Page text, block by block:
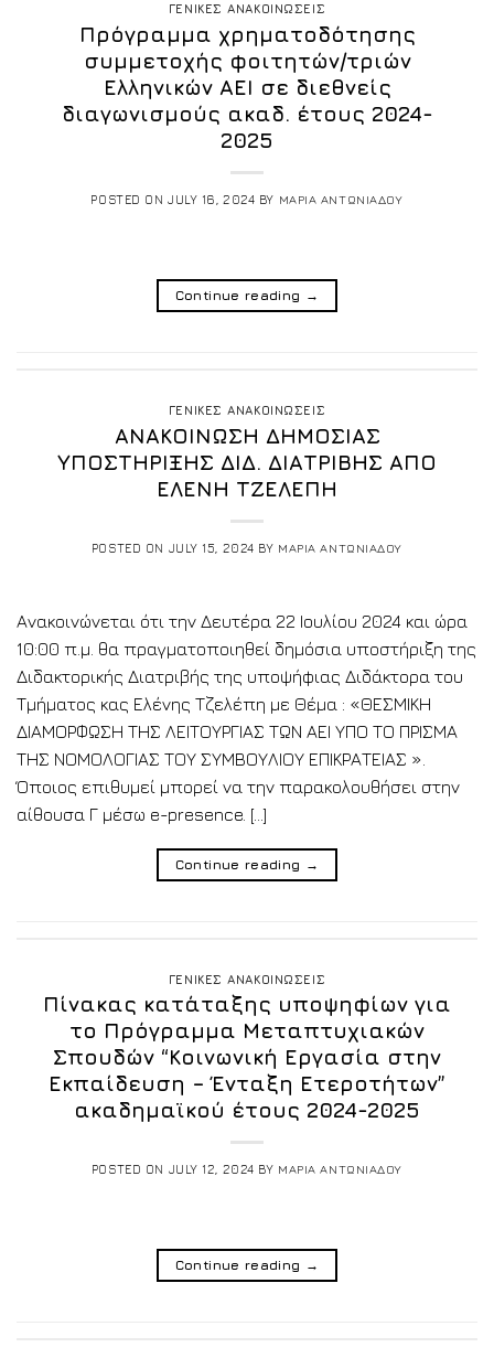
ΓΕΝΙΚΕΣ ΑΝΑΚΟΙΝΩΣΕΙΣ
Πρόγραμμα χρηματοδότησης
συμμετοχής φοιτητών/τριών
Ελληνικών ΑΕΙ σε διεθνείς
διαγωνισμούς ακαδ. έτους 2024-
2025
POSTED ONJULY 16, 2024 BY ΜΑΡΙΑ ΑΝΤΩΝΙΑΔΟΥ
Continue reading →
ΓΕΝΙΚΕΣ ΑΝΑΚΟΙΝΩΣΕΙΣ
ΑΝΑΚΟΙΝΩΣΗ ΔΗΜΟΣΙΑΣ
ΥΠΟΣΤΗΡΙΞΗΣ ΔΙΔ. ΔΙΑΤΡΙΒΗΣ ΑΠΟ
ΕΛΕΝΗ ΤΖΕΛΕΠΗ
POSTED ON JULY 15, 2024 BY ΜΑΡΙΑ ΑΝΤΩΝΙΑΔΟΥ
Ανακοινώνεται ότι την Δευτέρα 22 Ιουλίου 2024 και ώρα
10:00 π.μ. θα πραγματοποιηθεί δημόσια υποστήριξη της
Διδακτορικής Διατριβής της υποψήφιας Διδάκτορα του
Τμήματος κας Ελένης Τζελέπη με Θέμα : «ΘΕΣΜΙΚΗ
ΔΙΑΜΟΡΦΩΣΗ ΤΗΣ ΛΕΙΤΟΥΡΓΙΑΣ ΤΩΝ ΑΕΙ ΥΠΟ ΤΟ ΠΡΙΣΜΑ
ΤΗΣ ΝΟΜΟΛΟΓΙΑΣ ΤΟΥ ΣΥΜΒΟΥΛΙΟΥ ΕΠΙΚΡΑΤΕΙΑΣ ».
Όποιος επιθυμεί μπορεί να την παρακολουθήσει στην
αίθουσα Γ μέσω e-presence. […]
Continue reading →
ΓΕΝΙΚΕΣ ΑΝΑΚΟΙΝΩΣΕΙΣ
Πίνακας κατάταξης υποψηφίων για
το Πρόγραμμα Μεταπτυχιακών
Σπουδών “Κοινωνική Εργασία στην
Εκπαίδευση – Ένταξη Ετεροτήτων”
ακαδημαϊκού έτους 2024-2025
POSTED ON JULY 12, 2024 BY ΜΑΡΙΑ ΑΝΤΩΝΙΑΔΟΥ
Continue reading →